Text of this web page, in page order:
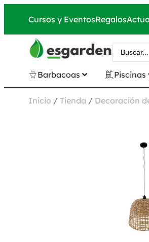
Cursos y EventosRegalos
Barbacoas Piscinas
Inicio / Tienda / Decoración